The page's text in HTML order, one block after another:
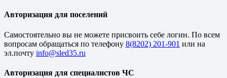
Авторизация для поселений
Cамостоятельно вы не можете присвоить себе логин. По всем
вопросам обращаться по телефону 8(8202) 201-901 или на
эл.почту
Авторизация для специалистов ЧС